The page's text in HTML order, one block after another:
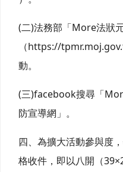
(二)法務部「More法狀
（https://
動。
(三)facebook搜尋「
防宣導網」。
四、為擴大活動參與度
格收件，即以八開（